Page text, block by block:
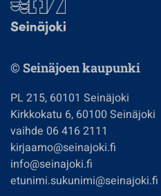
© Seinäjoen kaupunki
PL 215, 60101 Seinäjoki
Kirkkokatu 6, 60100 Seinäjoki
vaihde 06 416 2111
kirjaamo@seinajoki.fi
info@seinajoki.fi
etunimi.sukunimi@seinajoki.fi